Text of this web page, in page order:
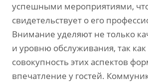
успешными мероприятиями,
свидетельствует о его
Внимание уделяют не только
и уровню обслуживания, так
совокупность этих аспектов
впечатление у гостей.